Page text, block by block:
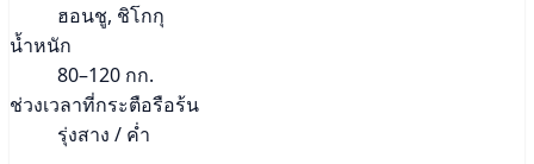
ฮอนชู, ชิโกกุ
น้ำหนัก
80–120 กก.
ช่วงเวลาที่กระตือรือร้น
รุ่งสาง / ค่ำ